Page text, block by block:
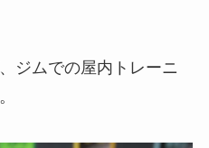
ジムでの屋内トレーニ